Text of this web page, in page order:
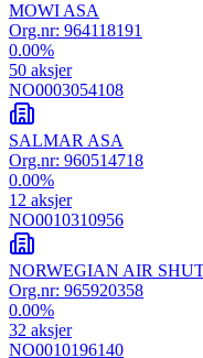
MOWI ASA
Org.nr: 964118191
0.00%
50 aksjer
NO0003054108
SALMAR ASA
Org.nr: 960514718
0.00%
12 aksjer
NO0010310956
NORWEGIAN AIR
Org.nr: 965920358
0.00%
32 aksjer
NO0010196140